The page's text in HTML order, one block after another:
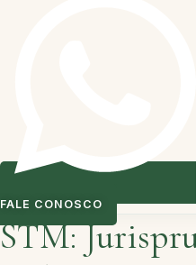
FALE CONOSCO
STM: